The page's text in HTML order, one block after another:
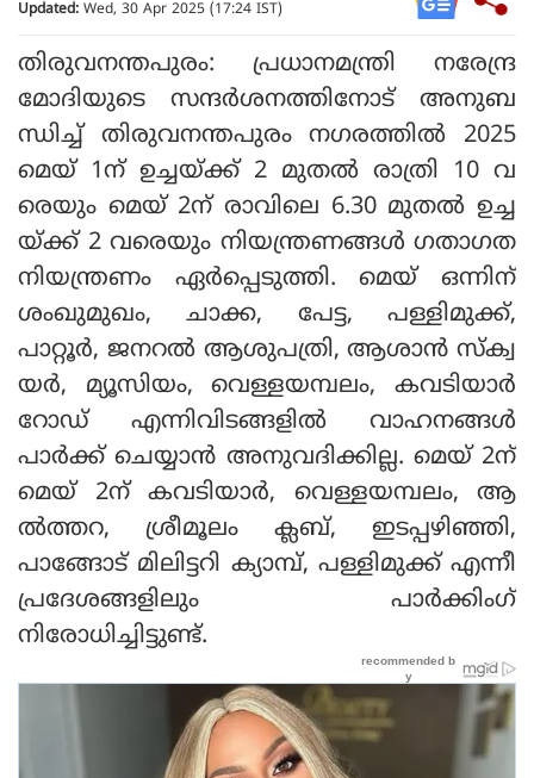
Updated: Wed, 30 Apr 2025 (17:24 IST)
തിരുവനന്തപുരം: പ്രധാനമന്ത്രി നരേന്ദ്ര
മോദിയുടെ സന്ദര്‍ശനത്തിനോട് അനുബ
ന്ധിച്ച് തിരുവനന്തപുരം നഗരത്തില്‍ 2025
മെയ് 1ന് ഉച്ചയ്ക്ക് 2 മുതല്‍ രാത്രി 10 വ
രെയും മെയ് 2ന് രാവിലെ 6.30 മുതല്‍ ഉച്ച
യ്ക്ക് 2 വരെയും നിയന്ത്രണങ്ങള്‍ ഗതാഗത
നിയന്ത്രണം ഏര്‍പ്പെടുത്തി. മെയ് ഒന്നിന്
ശംഖുമുഖം, ചാക്ക, പേട്ട, പള്ളിമുക്ക്,
പാറ്റൂര്‍, ജനറല്‍ ആശുപത്രി, ആശാന്‍ സ്‌ക്വ
യര്‍, മ്യൂസിയം, വെള്ളയമ്പലം, കവടിയാര്‍
റോഡ് എന്നിവിടങ്ങളില്‍ വാഹനങ്ങള്‍
പാര്‍ക്ക് ചെയ്യാന്‍ അനുവദിക്കില്ല. മെയ് 2ന്
മെയ് 2ന് കവടിയാര്‍, വെള്ളയമ്പലം, ആ
ല്‍ത്തറ, ശ്രീമൂലം ക്ലബ്, ഇടപ്പഴിഞ്ഞി,
പാങ്ങോട് മിലിട്ടറി ക്യാമ്പ്, പള്ളിമുക്ക് എന്നീ
പ്രദേശങ്ങളിലും പാര്‍ക്കിംഗ്
നിരോധിച്ചിട്ടുണ്ട്.